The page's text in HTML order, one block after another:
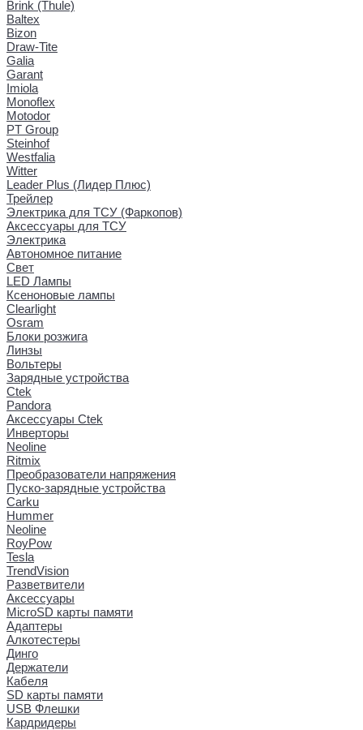
Brink (Thule)
Baltex
Bizon
Draw-Tite
Galia
Garant
Imiola
Monoflex
Motodor
PT Group
Steinhof
Westfalia
Witter
Leader Plus (Лидер Плюс)
Трейлер
Электрика для ТСУ (Фаркопов)
Аксессуары для ТСУ
Электрика
Автономное питание
Свет
LED Лампы
Ксеноновые лампы
Clearlight
Osram
Блоки розжига
Линзы
Вольтеры
Зарядные устройства
Ctek
Pandora
Аксессуары Ctek
Инверторы
Neoline
Ritmix
Преобразователи напряжения
Пуско-зарядные устройства
Carku
Hummer
Neoline
RoyPow
Tesla
TrendVision
Разветвители
Аксессуары
MicroSD карты памяти
Адаптеры
Алкотестеры
Динго
Держатели
Кабеля
SD карты памяти
USB Флешки
Кардридеры